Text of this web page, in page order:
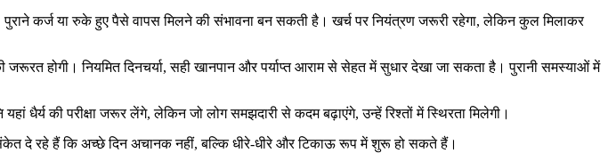
कर्ज या रुके हुए पैसे वापस मिलने की संभावना बन सकती है। खर्च पर नियंत्रण जरूरी रहेगा, लेकिन कुल मिलाकर
होगी। नियमित दिनचर्या, सही खानपान और पर्याप्त आराम से सेहत में सुधार देखा जा सकता है। पुरानी समस्याओं में
की परीक्षा जरूर लेंगे, लेकिन जो लोग समझदारी से कदम बढ़ाएंगे, उन्हें रिश्तों में स्थिरता मिलेगी।
दे रहे हैं कि अच्छे दिन अचानक नहीं, बल्कि धीरे-धीरे और टिकाऊ रूप में शुरू हो सकते हैं।